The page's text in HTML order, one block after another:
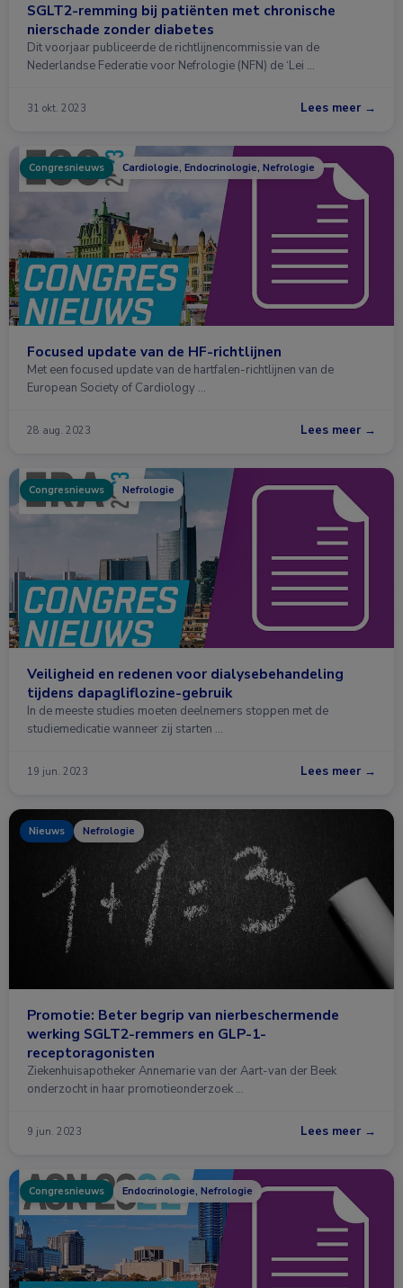
SGLT2-remming bij patiënten met chronische
nierschade zonder diabetes
Dit voorjaar publiceerde de richtlijnencommissie van de
Nederlandse Federatie voor Nefrologie (NFN) de ‘Lei …
31 okt. 2023 Lees meer →
Congresnieuws Cardiologie, Endocrinologie, Nefrologie
Focused update van de HF-richtlijnen
Met een focused update van de hartfalen-richtlijnen van de
European Society of Cardiology …
28 aug. 2023 Lees meer →
Congresnieuws Nefrologie
Veiligheid en redenen voor dialysebehandeling
tijdens dapagliflozine-gebruik
In de meeste studies moeten deelnemers stoppen met de
studiemedicatie wanneer zij starten …
19 jun. 2023 Lees meer →
Nieuws Nefrologie
Promotie: Beter begrip van nierbeschermende
werking SGLT2-remmers en GLP-1-
receptoragonisten
Ziekenhuisapotheker Annemarie van der Aart-van der Beek
onderzocht in haar promotieonderzoek …
9 jun. 2023 Lees meer →
Congresnieuws Endocrinologie, Nefrologie